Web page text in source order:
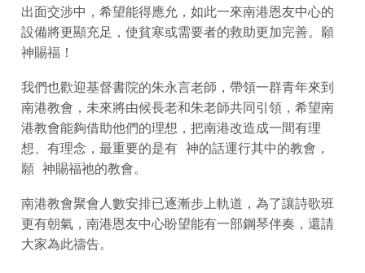
出面交涉中，希望能得應允，如此一來南港恩友中心的
設備將更顯充足，使貧寒或需要者的救助更加完善。願
神賜福！
我們也歡迎基督書院的朱永言老師，帶領一群青年來到
南港教會，未來將由候長老和朱老師共同引領，希望南
港教會能夠借助他們的理想，把南港改造成一間有理
想、有理念，最重要的是有 神的話運行其中的教會，
願 神賜福祂的教會。
南港教會聚會人數安排已逐漸步上軌道，為了讓詩歌班
更有朝氣，南港恩友中心盼望能有一部鋼琴伴奏，還請
大家為此禱告。